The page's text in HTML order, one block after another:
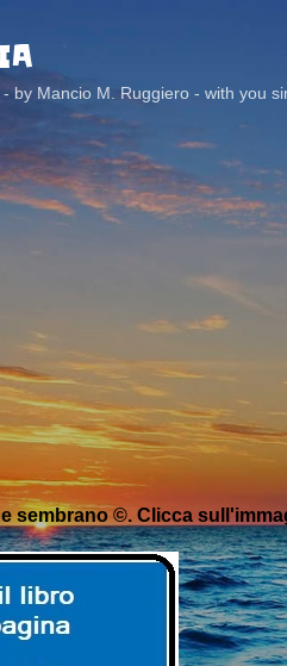
- by Mancio M. Ruggiero - with you
sembrano ©. Clicca